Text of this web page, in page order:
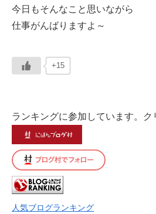
今日もそんなこと思いながら
仕事がんばりますよ～
+15
ランキングに参加しています。ク
人気ブログランキング